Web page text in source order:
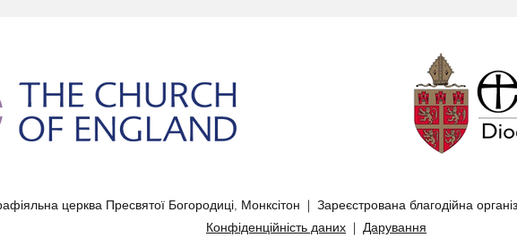
церква Пресвятої Богородиці, Монксітон | Зареєстрована благодійна
Конфіденційність даних | Дарування